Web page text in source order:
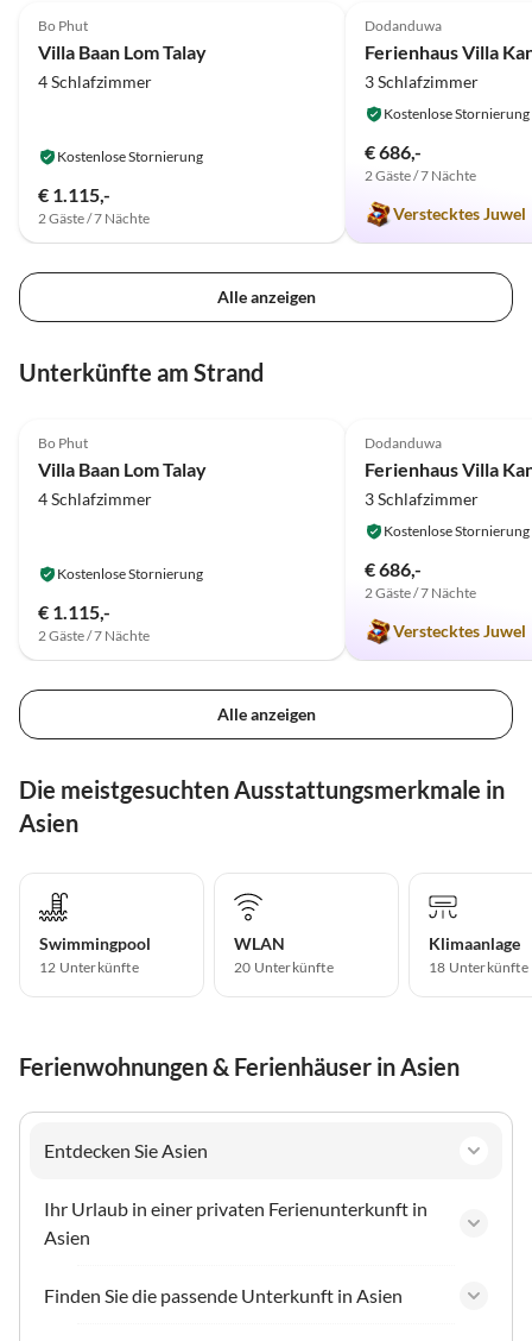
Insel und seine Sehenswürdigkeiten
zeigt. Alles zum angemessenen
Preis. Uns hat es sehr gut gefallen.
wir uns es vorgestellt haben. Von
Bo Phut
Villa Baan Lom Talay
4 Schlafzimmer
Kostenlose Stornierung
€ 1.115,-
2 Gäste / 7 Nächte
Dodanduwa
Ferienhaus Villa
3 Schlafzimmer
Kostenlose Stornierung
€ 686,-
2 Gäste / 7 Nächte
Verstecktes Juwel
Alle anzeigen
Unterkünfte am Strand
Bo Phut
Villa Baan Lom Talay
4 Schlafzimmer
Kostenlose Stornierung
€ 1.115,-
2 Gäste / 7 Nächte
Dodanduwa
Ferienhaus Villa
3 Schlafzimmer
Kostenlose Stornierung
€ 686,-
2 Gäste / 7 Nächte
Verstecktes Juwel
Alle anzeigen
Die meistgesuchten Ausstattungsmerkmale in
Asien
Swimmingpool
12 Unterkünfte
WLAN
20 Unterkünfte
Klimaanlage
18 Unterkünfte
Ferienwohnungen & Ferienhäuser in Asien
Entdecken Sie Asien
Ihr Urlaub in einer privaten Ferienunterkunft in
Asien
Finden Sie die passende Unterkunft in Asien